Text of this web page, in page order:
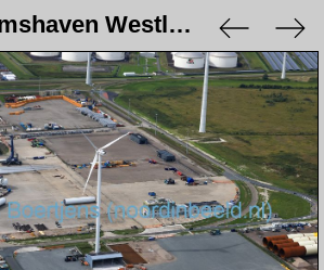
Eemshaven Westlob - 5 augustus 2023